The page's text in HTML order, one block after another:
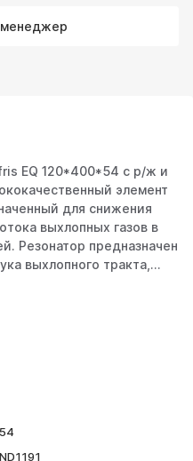
менеджер
EQ 120*400*54 с р/ж и
элемент
для снижения
выхлопных газов в
Резонатор предназначен
выхлопного тракта,
для снижения
срок службы
В конструкции
труба
54
ND1191